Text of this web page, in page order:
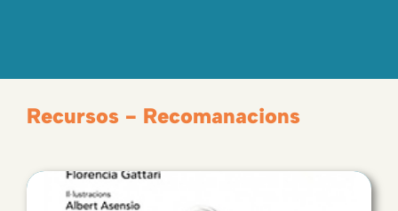
Recursos - Recomanacions